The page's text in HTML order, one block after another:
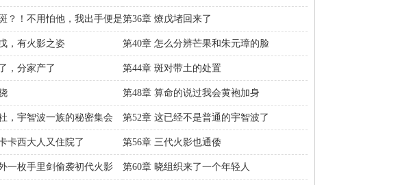
？！不用怕他，我出手便是第36章 燎戊堵回来了
，有火影之姿 第40章 怎么分辨芒果和朱元璋的脸
，分家产了 第44章 斑对带土的处置
第48章 算命的说过我会黄袍加身
，宇智波一族的秘密集会 第52章 这已经不是普通的宇智波了
卡西大人又住院了 第56章 三代火影也通倭
一枚手里剑偷袭初代火影 第60章 晓组织来了一个年轻人